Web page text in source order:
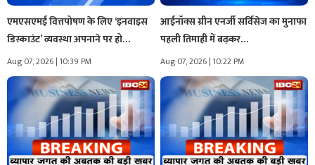
एमएसएमई वित्तपोषण के लिए ‘इनवाइस
डिस्काउंट’ व्यवस्था अपनाने पर हो…
Aug 07, 2026 | 10:39 PM
आईनॉक्स ग्रीन एनर्जी सर्विसेज का मुनाफा
पहली तिमाही में बढ़कर…
Aug 07, 2026 | 10:22 PM